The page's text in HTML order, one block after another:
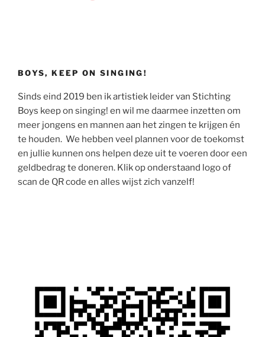
BOYS, KEEP ON SINGING!
Sinds eind 2019 ben ik artistiek leider van Stichting
Boys keep on singing! en wil me daarmee inzetten om
meer jongens en mannen aan het zingen te krijgen én
te houden. We hebben veel plannen voor de toekomst
en jullie kunnen ons helpen deze uit te voeren door een
geldbedrag te doneren. Klik op onderstaand logo of
scan de QR code en alles wijst zich vanzelf!